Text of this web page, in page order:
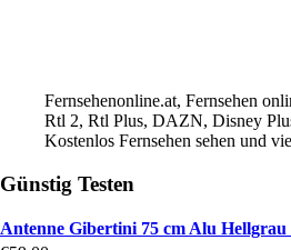
Fernsehenonline.at, Fernsehen
Rtl 2, Rtl Plus, DAZN, Disney
Kostenlos Fernsehen sehen und
Günstig Testen
Antenne Gibertini 75 cm Alu Hellgrau